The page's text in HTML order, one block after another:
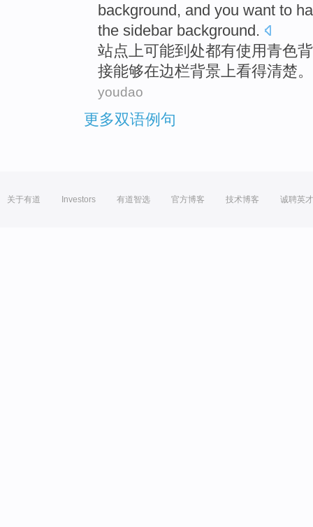
background, and you want to
the sidebar background.
站点上可能到处都有使用青色
接能够在边栏背景上看得清楚。
youdao
更多双语例句
关于有道 Investors 有道智选 官方博客 技术博客 诚聘英才